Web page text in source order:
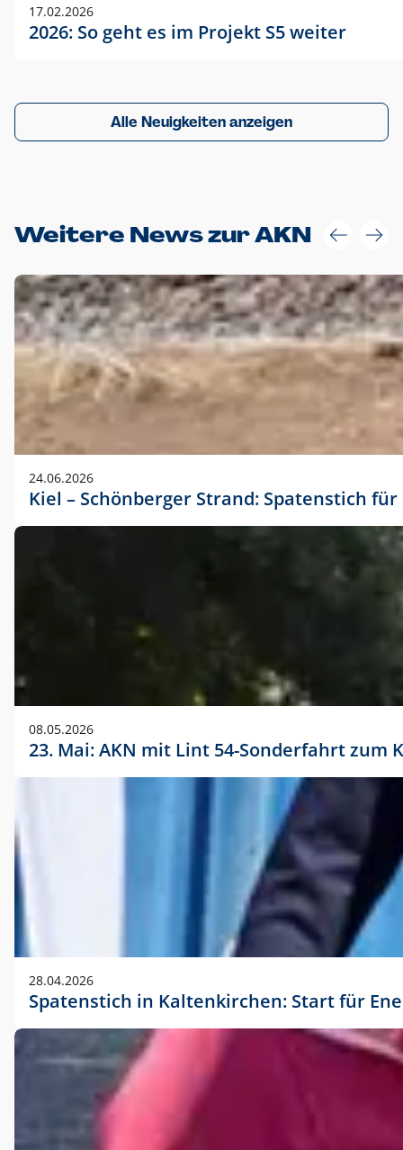
17.02.2026
2026: So geht es im Projekt S5 weiter
Alle Neuigkeiten anzeigen
Weitere News zur AKN
24.06.2026
Kiel – Schönberger Strand: Spatenstich
08.05.2026
23. Mai: AKN mit Lint 54-Sonderfahrt
28.04.2026
Spatenstich in Kaltenkirchen: Start für